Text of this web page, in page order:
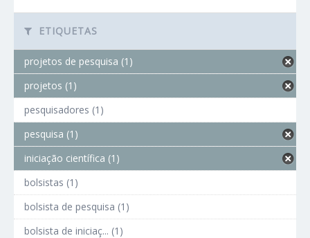
ETIQUETAS
projetos de pesquisa (1)
projetos (1)
pesquisadores (1)
pesquisa (1)
iniciação científica (1)
bolsistas (1)
bolsista de pesquisa (1)
bolsista de iniciaç... (1)